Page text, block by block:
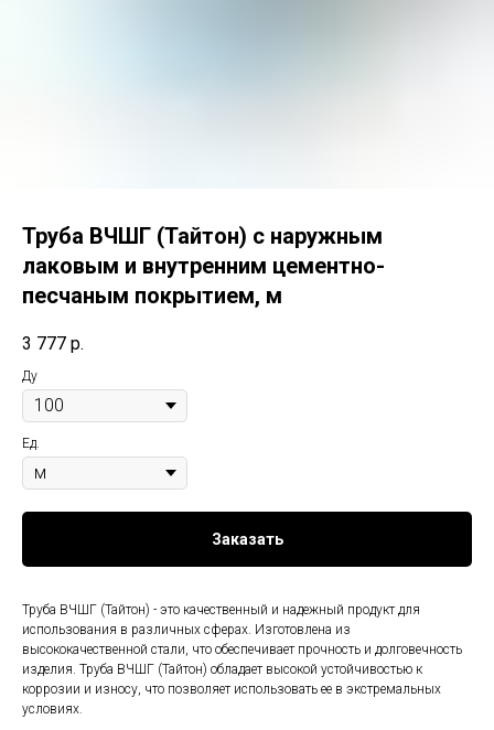
Труба ВЧШГ (Тайтон) с наружным
лаковым и внутренним цементно-
песчаным покрытием, м
3 777 р.
Ду
Ед.
Заказать
Труба ВЧШГ (Тайтон) - это качественный и надежный продукт для
использования в различных сферах. Изготовлена из
высококачественной стали, что обеспечивает прочность и долговечность
изделия. Труба ВЧШГ (Тайтон) обладает высокой устойчивостью к
коррозии и износу, что позволяет использовать ее в экстремальных
условиях.